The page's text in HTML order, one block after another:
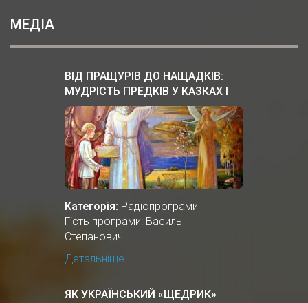
МЕДІА
ВІД ПРАЩУРІВ ДО НАЩАДКІВ:
МУДРІСТЬ ПРЕДКІВ У КАЗКАХ І
ПІСНЯХ
Категорія: Радіопрограми
Гість програми: Василь
Степанович...
Детальніше...
ЯК УКРАЇНСЬКИЙ «ЩЕДРИК»